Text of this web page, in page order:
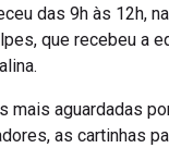
das 9h às 12h,
que recebeu a
mais aguardadas
as cartinhas